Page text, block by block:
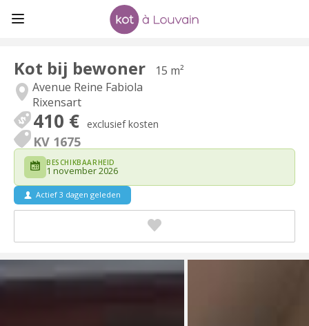
Kot bij bewoner
15 m²
Avenue Reine Fabiola
Rixensart
410 € exclusief kosten
KV 1675
BESCHIKBAARHEID
1 november 2026
Actief 3 dagen geleden